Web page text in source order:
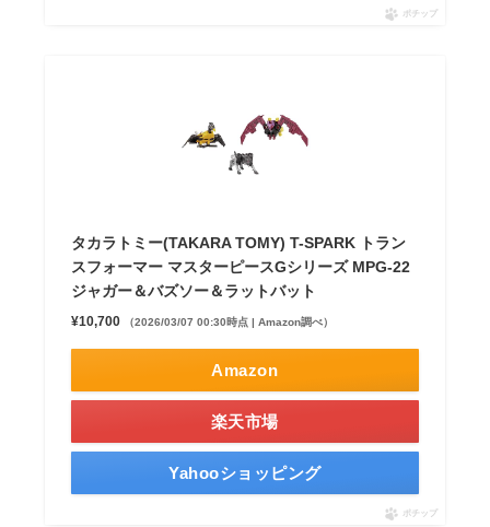
ポチップ
タカラトミー(TAKARA TOMY) T-SPARK トラン
スフォーマー マスターピースGシリーズ MPG-22
ジャガー＆バズソー＆ラットバット
¥10,700 （2026/03/07 00:30時点 | Amazon調べ）
Amazon
楽天市場
Yahooショッピング
ポチップ